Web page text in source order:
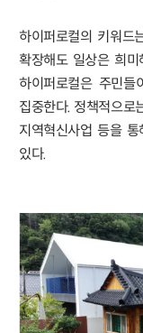
하이퍼로컬의 키워드
확장해도 일상은 희미
하이퍼로컬은 주민들
집중한다. 정책적으로
지역혁신사업 등을
있다.